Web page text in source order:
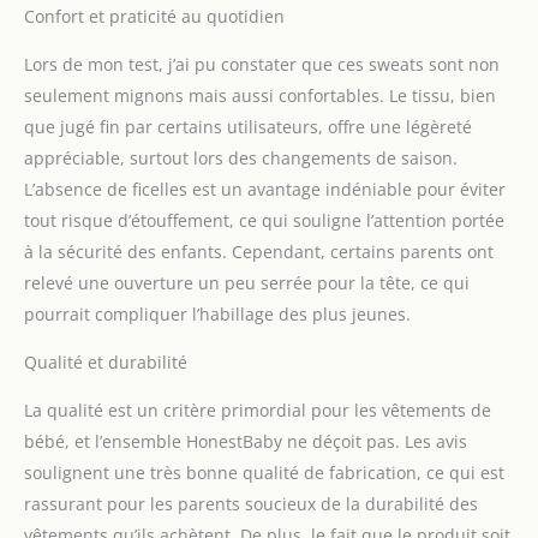
Confort et praticité au quotidien
Lors de mon test, j’ai pu constater que ces sweats sont non
seulement mignons mais aussi confortables. Le tissu, bien
que jugé fin par certains utilisateurs, offre une légèreté
appréciable, surtout lors des changements de saison.
L’absence de ficelles est un avantage indéniable pour éviter
tout risque d’étouffement, ce qui souligne l’attention portée
à la sécurité des enfants. Cependant, certains parents ont
relevé une ouverture un peu serrée pour la tête, ce qui
pourrait compliquer l’habillage des plus jeunes.
Qualité et durabilité
La qualité est un critère primordial pour les vêtements de
bébé, et l’ensemble HonestBaby ne déçoit pas. Les avis
soulignent une très bonne qualité de fabrication, ce qui est
rassurant pour les parents soucieux de la durabilité des